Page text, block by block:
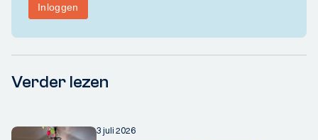
Verder lezen
3 juli 2026